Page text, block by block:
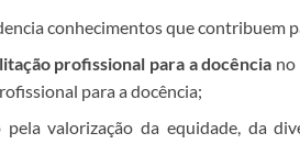
conhecimentos que contribuem
profissional para a docência no
para a docência;
valorização da equidade, da